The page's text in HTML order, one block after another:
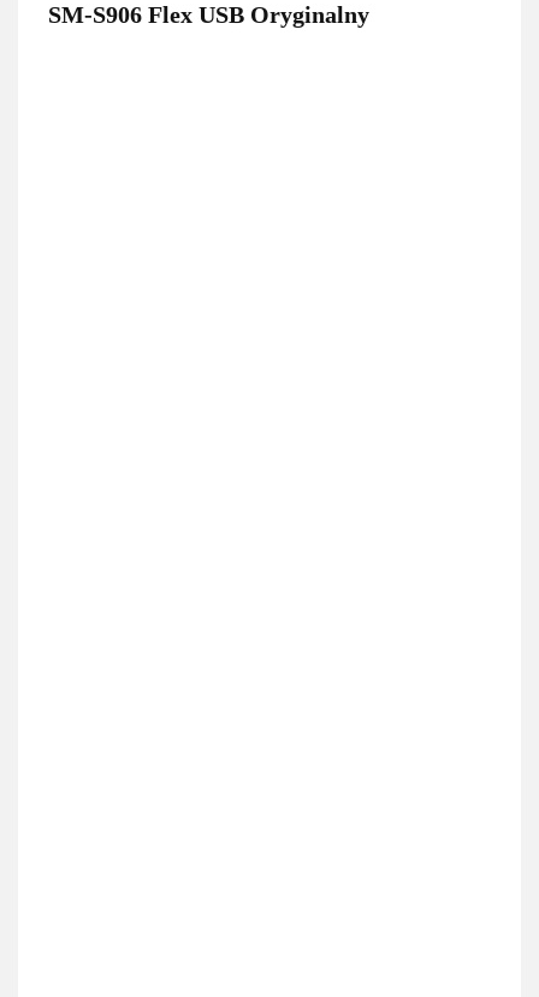
SM-S906 Flex USB Oryginalny